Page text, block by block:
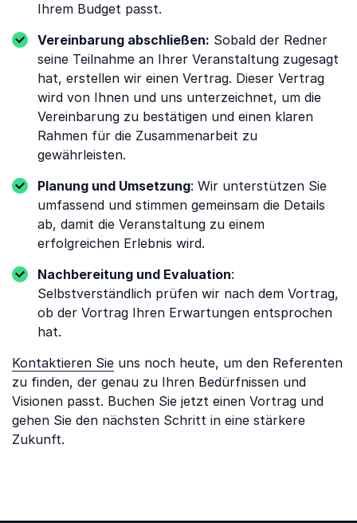
Ihrem Budget passt.
Vereinbarung abschließen: Sobald der Redner
seine Teilnahme an Ihrer Veranstaltung zugesagt
hat, erstellen wir einen Vertrag. Dieser Vertrag
wird von Ihnen und uns unterzeichnet, um die
Vereinbarung zu bestätigen und einen klaren
Rahmen für die Zusammenarbeit zu
gewährleisten.
Planung und Umsetzung: Wir unterstützen Sie
umfassend und stimmen gemeinsam die Details
ab, damit die Veranstaltung zu einem
erfolgreichen Erlebnis wird.
Nachbereitung und Evaluation:
Selbstverständlich prüfen wir nach dem Vortrag,
ob der Vortrag Ihren Erwartungen entsprochen
hat.
Kontaktieren Sie uns noch heute, um den Referenten
zu finden, der genau zu Ihren Bedürfnissen und
Visionen passt. Buchen Sie jetzt einen Vortrag und
gehen Sie den nächsten Schritt in eine stärkere
Zukunft.